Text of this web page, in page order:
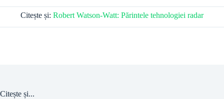
Citește și: Robert Watson-Watt: Părintele tehnologiei radar
Citește și...